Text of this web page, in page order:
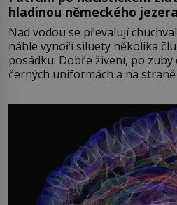
hladinou německého
Nad vodou se převalují
náhle vynoří siluety několika
posádku. Dobře živení, po
černých uniformách a na
přízračná scéna znamená? Je
světová válka se chýlí ke konci.